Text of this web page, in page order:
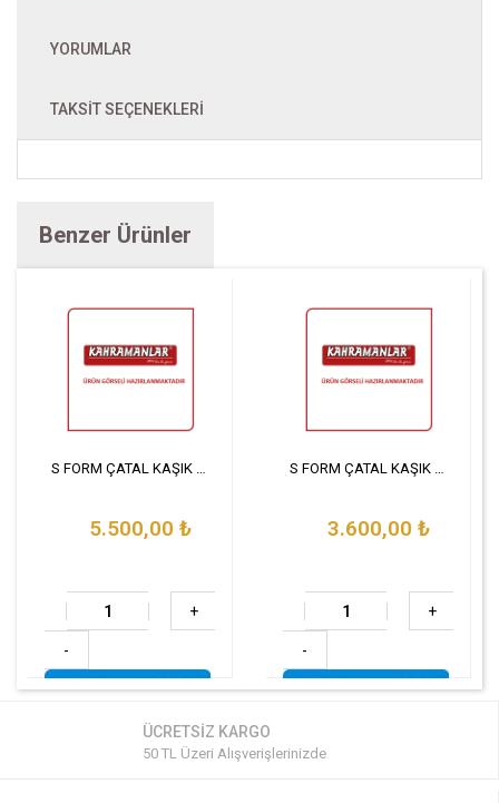
YORUMLAR
TAKSIT SEÇENEKLERI
Benzer Ürünler
S FORM ÇATAL KAŞIK BIÇAK TAKIMI 90 PARÇA SET
5.500,00 ₺
+
-
S FORM ÇATAL KAŞIK BIÇAK TAKIMI 72 PARÇA SET
3.600,00 ₺
+
-
ÜCRETSİZ KARGO
50 TL Üzeri Alışverişlerinizde